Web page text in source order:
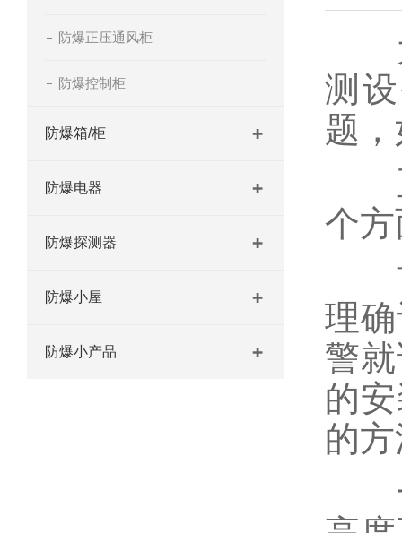
防爆正压通风柜
防爆控制柜
防爆箱/柜
防爆电器
防爆探测器
防爆小屋
防爆小产品
大
测
题
正
个
首
理
警
的
的
一